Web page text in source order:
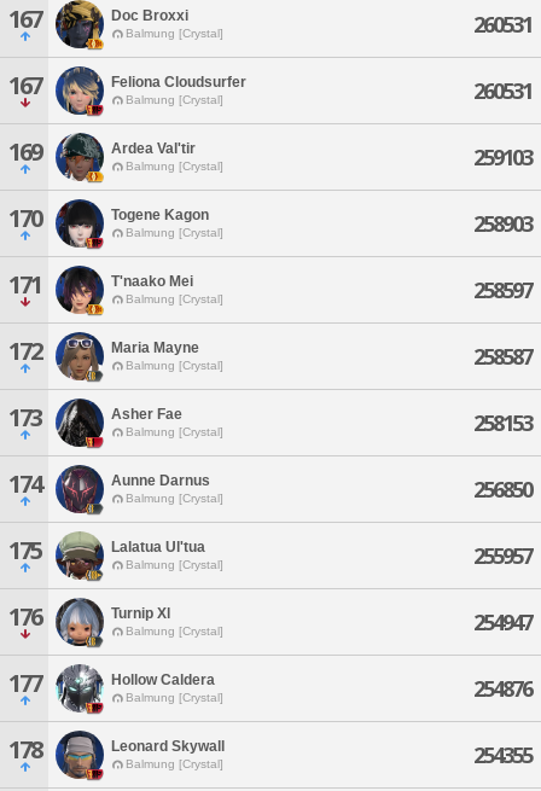
167 Doc Broxxi
Balmung [Crystal] 260531
167 Feliona Cloudsurfer
Balmung [Crystal] 260531
169 Ardea Val'tir
Balmung [Crystal] 259103
170 Togene Kagon
Balmung [Crystal] 258903
171 T'naako Mei
Balmung [Crystal] 258597
172 Maria Mayne
Balmung [Crystal] 258587
173 Asher Fae
Balmung [Crystal] 258153
174 Aunne Darnus
Balmung [Crystal] 256850
175 Lalatua Ul'tua
Balmung [Crystal] 255957
176 Turnip Xl
Balmung [Crystal] 254947
177 Hollow Caldera
Balmung [Crystal] 254876
178 Leonard Skywall
Balmung [Crystal] 254355